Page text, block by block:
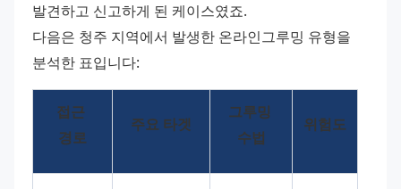
발견하고 신고하게 된 케이스였죠.
다음은 청주 지역에서 발생한 온라인그루밍 유형을
분석한 표입니다:
접근
경로
주요 타겟
그루밍
수법
위험도